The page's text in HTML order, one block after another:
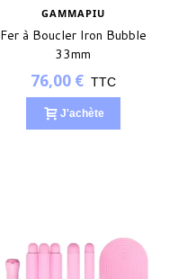
GAMMAPIU
Fer à Boucler Iron Bubble
33mm
76,00 € TTC
J'achète